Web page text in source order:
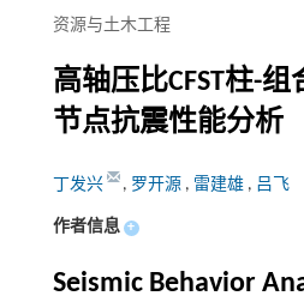
资源与土木工程
高轴压比CFST柱-
节点抗震性能分析
丁发兴 , 罗开源 , 雷建雄 , 吕飞
作者信息 +
Seismic Behavior